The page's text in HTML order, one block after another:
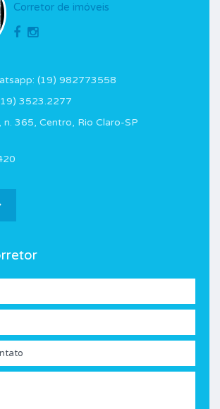
Corretor de imóveis
(19) 982773558
3523.2277
n. 365, Centro, Rio Claro-SP